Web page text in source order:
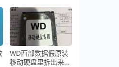
WD西部数据假原装
移动硬盘里拆出来一